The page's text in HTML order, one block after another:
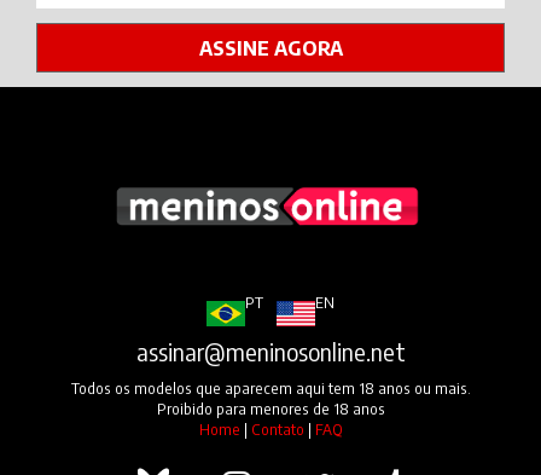
ASSINE AGORA
PT EN
assinar@meninosonline.net
Todos os modelos que aparecem aqui tem 18 anos ou mais.
Proibido para menores de 18 anos
Home | Contato | FAQ